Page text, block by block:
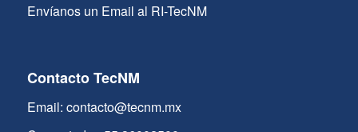
Envíanos un Email al RI-TecNM
Contacto TecNM
Email: contacto@tecnm.mx